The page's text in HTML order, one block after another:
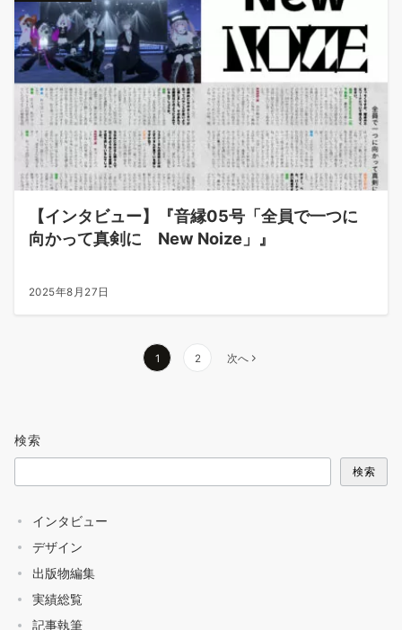
【インタビュー】『音縁05号「全員で一つに
向かって真剣に New Noize」』
2025年8月27日
ー
送
1 2 次へ
検索
検索
インタビュー
デザイン
出版物編集
実績総覧
記事執筆